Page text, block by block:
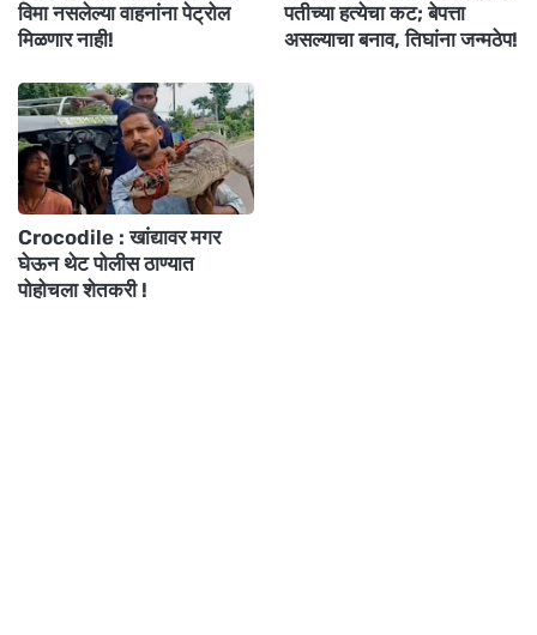
विमा नसलेल्या वाहनांना पेट्रोल
मिळणार नाही!
पतीच्या हत्येचा कट; बेपत्ता
असल्याचा बनाव, तिघांना जन्मठेप!
Crocodile : खांद्यावर मगर
घेऊन थेट पोलीस ठाण्यात
पोहोचला शेतकरी !